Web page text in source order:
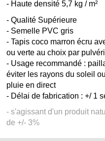
- Haute densité 5,7 kg / m²
- Qualité Supérieure
- Semelle PVC gris
- Tapis coco marron écru
ou verte au choix par
- Usage recommandé :
éviter les rayons du soleil
pluie en direct
- Délai de fabrication : +/ 1
- s'agissant d'un produit
de +/- 3%